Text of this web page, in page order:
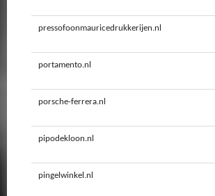
pressofoonmauricedrukkerijen.nl
portamento.nl
porsche-ferrera.nl
pipodekloon.nl
pingelwinkel.nl